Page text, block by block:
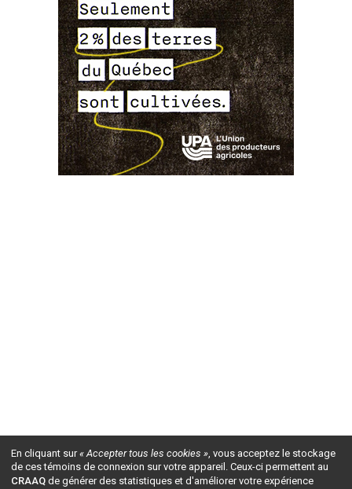
En cliquant sur« Accepter tous les cookies », vous acceptez le stockage
de ces témoins de connexion sur votre appareil. Ceux-ci permettent au
CRAAQ de générer des statistiques et d'améliorer votre expérience